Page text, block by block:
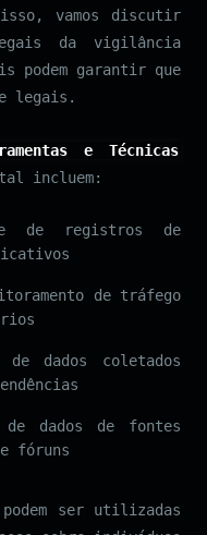
vamos discutir
da vigilância
podem garantir que
legais.
e Técnicas
incluem:
de registros de
de tráfego
dados coletados
dados de fontes
fóruns
ser utilizadas